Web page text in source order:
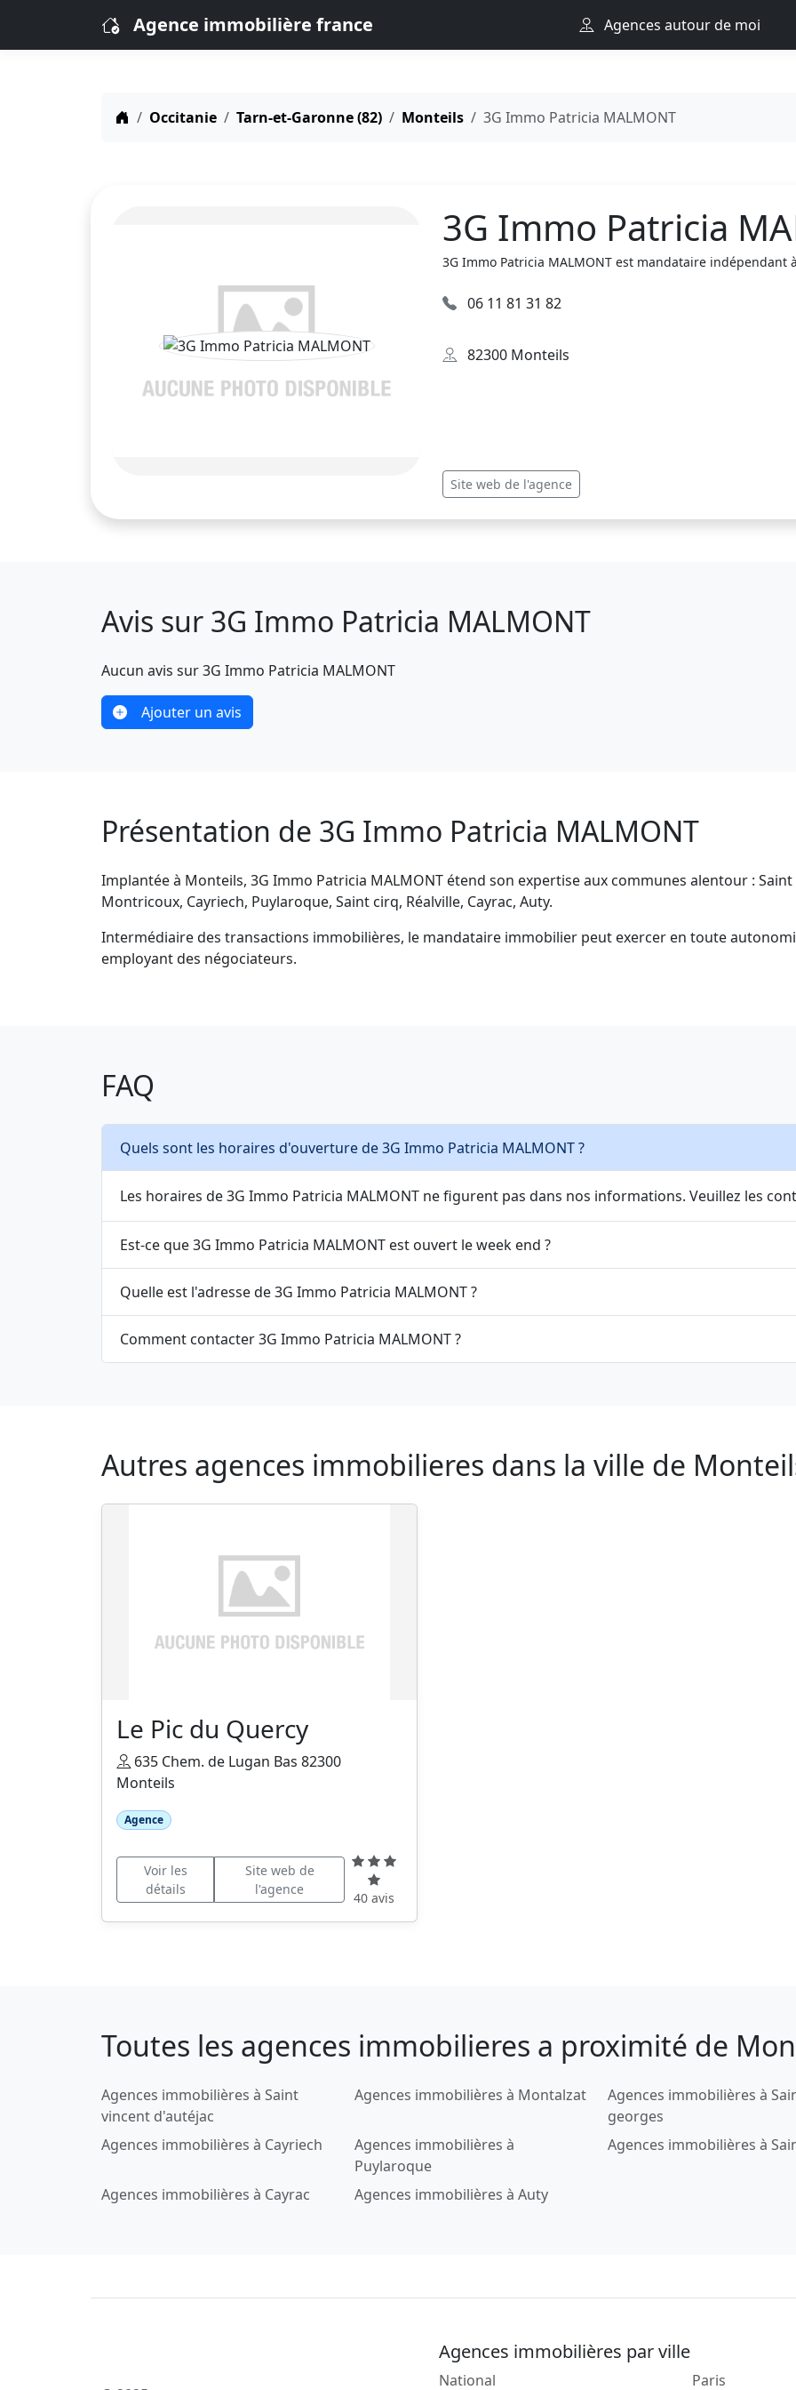
Agence immobilière france Agences autour de moi
Occitanie Tarn-et-Garonne (82) Monteils 3G Immo Patricia MALMONT
3G Immo Patricia
3G Immo Patricia MALMONT est mandataire
06 11 81 31 82
82300 Monteils
Site web de l'agence
Avis sur 3G Immo Patricia MALMONT
Aucun avis sur 3G Immo Patricia MALMONT
Ajouter un avis
Présentation de 3G Immo Patricia MALMONT
Implantée à Monteils, 3G Immo Patricia MALMONT étend son expertise aux communes alentour :
Montricoux, Cayriech, Puylaroque, Saint cirq, Réalville, Cayrac, Auty.
Intermédiaire des transactions immobilières, le mandataire immobilier peut exercer en toute
employant des négociateurs.
FAQ
Quels sont les horaires d'ouverture de 3G Immo Patricia MALMONT ?
Les horaires de 3G Immo Patricia MALMONT ne figurent pas dans nos informations. Veuillez les
Est-ce que 3G Immo Patricia MALMONT est ouvert le week end ?
Quelle est l'adresse de 3G Immo Patricia MALMONT ?
Comment contacter 3G Immo Patricia MALMONT ?
Autres agences immobilieres dans la ville de
Le Pic du Quercy
635 Chem. de Lugan Bas 82300
Monteils
Agence
Voir les
détails
Site web de
l'agence
40 avis
Toutes les agences immobilieres a proximité de
Agences immobilières à Saint
vincent d'autéjac
Agences immobilières à Montalzat
Agences immobilières à
georges
Agences immobilières à Cayriech
Agences immobilières à
Puylaroque
Agences immobilières à
Agences immobilières à Cayrac Agences immobilières à Auty
Agences immobilières par ville
National Paris